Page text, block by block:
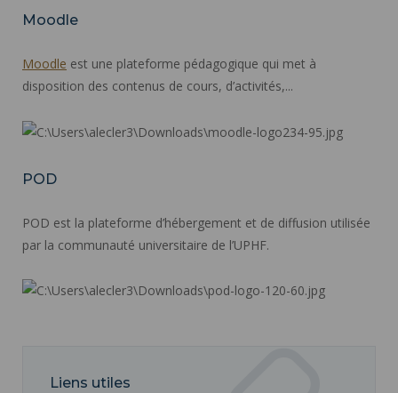
Moodle
Moodle est une plateforme pédagogique qui met à
disposition des contenus de cours, d’activités,...
POD
POD est la plateforme d’hébergement et de diffusion utilisée
par la communauté universitaire de l’UPHF.
Liens utiles